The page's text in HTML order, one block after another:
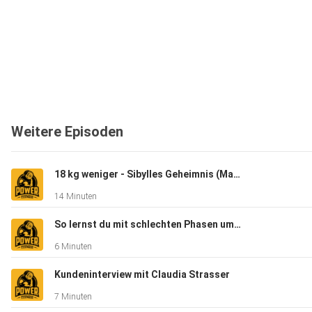
Weitere Episoden
18 kg weniger - Sibylles Geheimnis (Mama wollte wieder fit für ihr Kind sein)
14 Minuten
So lernst du mit schlechten Phasen umzugehen (Musterbrechen)
6 Minuten
Kundeninterview mit Claudia Strasser
7 Minuten